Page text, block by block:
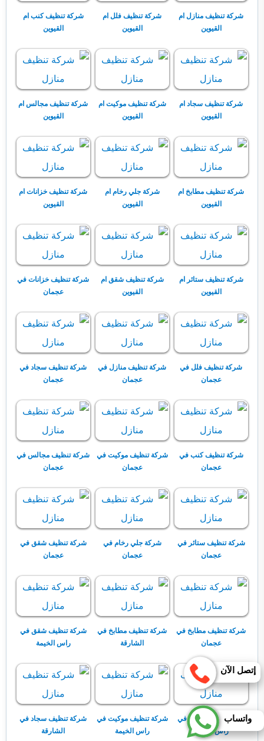
شركة تنظيف منازل ام
القيوين
شركة تنظيف فلل ام
القيوين
شركة تنظيف كنب ام
القيوين
شركة تنظيف سجاد ام
القيوين
شركة تنظيف موكيت ام
القيوين
شركة تنظيف مجالس ام
القيوين
شركة تنظيف مطابخ ام
القيوين
شركة جلي رخام ام
القيوين
شركة تنظيف خزانات ام
القيوين
شركة تنظيف ستائر ام
القيوين
شركة تنظيف شقق ام
القيوين
شركة تنظيف خزانات في
عجمان
شركة تنظيف فلل في
عجمان
شركة تنظيف منازل في
عجمان
شركة تنظيف سجاد في
عجمان
شركة تنظيف كنب في
عجمان
شركة تنظيف موكيت في
عجمان
شركة تنظيف مجالس في
عجمان
شركة تنظيف ستائر في
عجمان
شركة جلي رخام في
عجمان
شركة تنظيف شقق في
عجمان
شركة تنظيف مطابخ في
عجمان
شركة تنظيف مطابخ في
الشارقة
شركة تنظيف شقق في
راس الخيمة
شركة تنظيف ستائر في
راس الخيمة
شركة تنظيف موكيت في
راس الخيمة
شركة تنظيف سجاد في
الشارقة
إتصل الآن
واتساب